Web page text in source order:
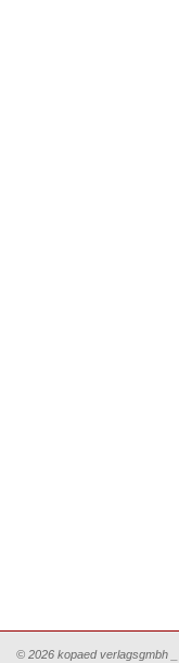
© 2026 kopaed verlagsgmbh